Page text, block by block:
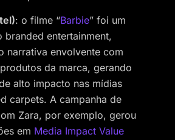
: o filme “Barbie” foi um
branded entertainment,
narrativa envolvente com
da marca, gerando
alto impacto nas mídias
carpets. A campanha de
Zara, por exemplo, gerou
em Media Impact Value